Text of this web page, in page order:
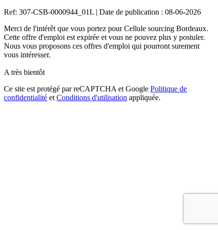
Ref: 307-CSB-0000944_01L | Date de publication : 08-06-2026
Merci de l'intérêt que vous portez pour Cellule sourcing Bordeaux.
Cette offre d'emploi est expirée et vous ne pouvez plus y postuler.
Nous vous proposons ces offres d'emploi qui pourront surement
vous intéresser.
A très bientôt
Ce site est protégé par reCAPTCHA et Google Politique de
confidentialité et Conditions d'utilisation appliquée.